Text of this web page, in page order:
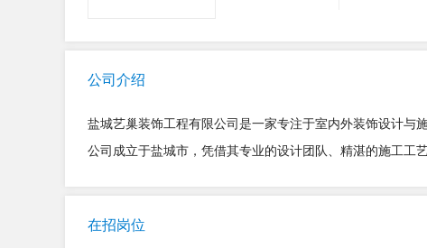
公司介绍
盐城艺巢装饰工程有限公司是一家专注于室内外装饰设计与
公司成立于盐城市，凭借其专业的设计团队、精湛的施工工
在招岗位